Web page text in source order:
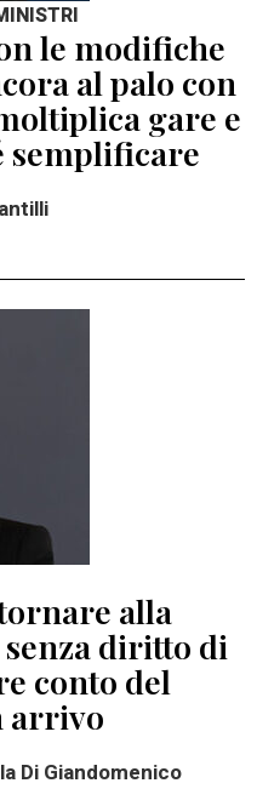
le modifiche
al palo con
gare e
semplificare
alla
diritto di
conto del
arrivo
Di Giandomenico